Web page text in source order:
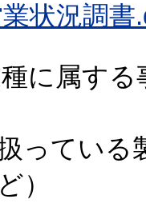
状況調書
属する事
いる製
）